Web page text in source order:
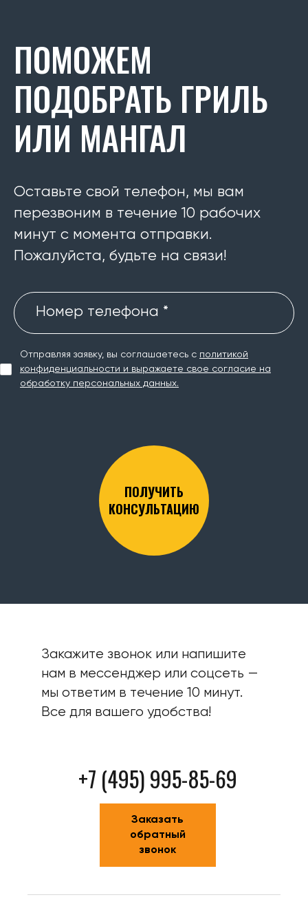
ПОМОЖЕМ
ПОДОБРАТЬ ГРИЛЬ
ИЛИ МАНГАЛ
Оставьте свой телефон, мы вам
перезвоним в течение 10 рабочих
минут с момента отправки.
Пожалуйста, будьте на связи!
Номер телефона *
Отправляя заявку, вы соглашаетесь с политикой
конфиденциальности и выражаете свое согласие на
обработку персональных данных.
ПОЛУЧИТЬ
КОНСУЛЬТАЦИЮ
Закажите звонок или напишите
нам в мессенджер или соцсеть —
мы ответим в течение 10 минут.
Все для вашего удобства!
+7 (495) 995-85-69
Заказать
обратный
звонок